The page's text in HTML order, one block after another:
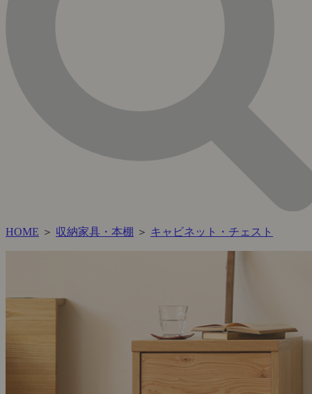
HOME ＞ 収納家具・本棚 ＞ キャビネット・チェスト